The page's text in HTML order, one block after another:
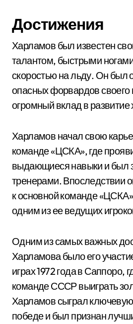
Достижения
Харламов был известен
талантом, быстрыми
скоростью на льду. Он был
опасных форвардов своего
огромный вклад в
Харламов начал свою
команде «ЦСКА», где
выдающиеся навыки и был
тренерами. Впоследствии
к основной команде
одним из ее ведущих
Одним из самых важных
Харламова было его
играх 1972 года в Саппоро,
команде СССР выиграть
Харламов сыграл ключевую
победе и был признан